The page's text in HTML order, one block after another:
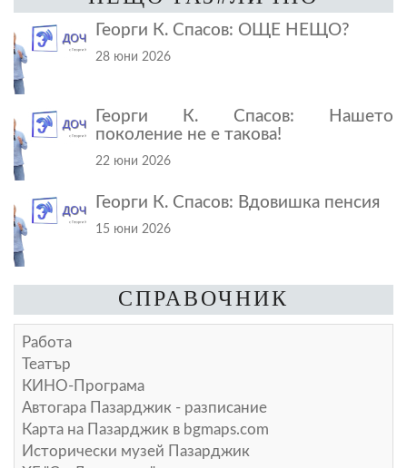
Георги К. Спасов: ОЩЕ НЕЩО?
28 юни 2026
Георги К. Спасов: Нашето
поколение не е такова!
22 юни 2026
Георги К. Спасов: Вдовишка пенсия
15 юни 2026
СПРАВОЧНИК
Работа
Театър
КИНО-Програма
Автогара Пазарджик - разписание
Карта на Пазарджик в bgmaps.com
Исторически музей Пазарджик